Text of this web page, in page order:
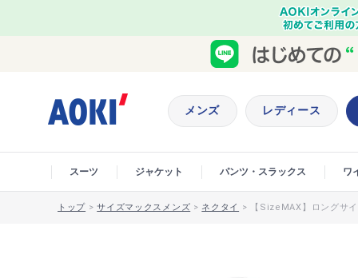
メンズ レディース
スーツ ジャケット パンツ・スラックス ワ
トップ >サイズマックスメンズ > ネクタイ > 【SizeMAX】ロングサ